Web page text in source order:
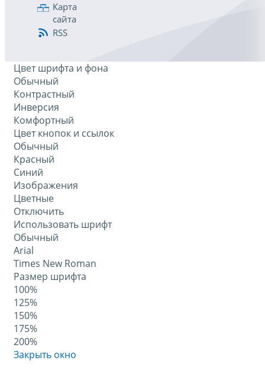
Карта
сайта
RSS
Цвет шрифта и фона
Обычный
Контрастный
Инверсия
Комфортный
Цвет кнопок и ссылок
Обычный
Красный
Синий
Изображения
Цветные
Отключить
Использовать шрифт
Обычный
Arial
Times New Roman
Размер шрифта
100%
125%
150%
175%
200%
Закрыть окно